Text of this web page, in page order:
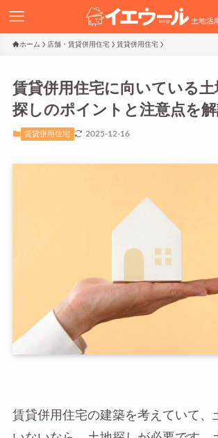
ホーム 店舗・賃貸併用住宅 賃貸併用住宅
賃貸併用住宅に向いている
探しのポイントと注意点を
賃貸併用住宅 2025-12-16
賃貸併用住宅の建築を考えていて、